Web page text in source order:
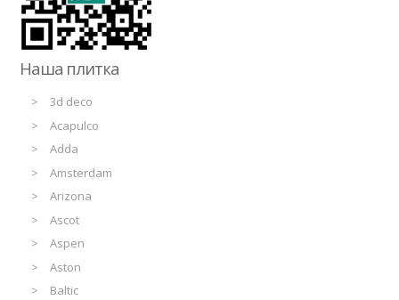
Наша плитка
3d deco
Acapulco
Adda
Amsterdam
Arizona
Ascot
Aspen
Aston
Baltic